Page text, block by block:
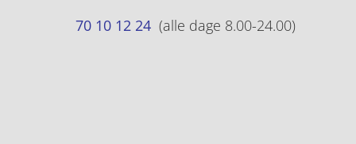
70 10 12 24 (alle dage 8.00-24.00)